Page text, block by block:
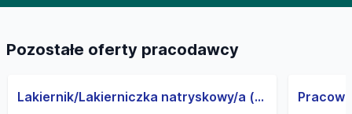
Pozostałe oferty pracodawcy
Lakiernik/Lakierniczka natryskowy/a (pojazdy ciężarowe i użytkowe) (M/K)